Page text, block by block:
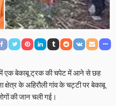
एक बेकाबू ट्रक की चपेट में आने से छह
क्षेत्र के अहिरौली गांव के चट्टी पर बेकाबू
की जान चली गई।